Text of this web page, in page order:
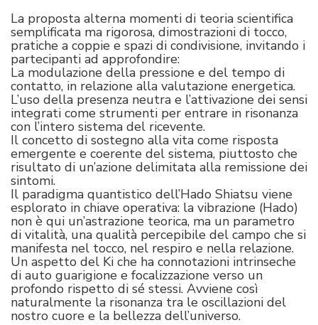
La proposta alterna momenti di teoria scientifica
semplificata ma rigorosa, dimostrazioni di tocco,
pratiche a coppie e spazi di condivisione, invitando i
partecipanti ad approfondire:
La modulazione della pressione e del tempo di
contatto, in relazione alla valutazione energetica.
L’uso della presenza neutra e l’attivazione dei sensi
integrati come strumenti per entrare in risonanza
con l’intero sistema del ricevente.
Il concetto di sostegno alla vita come risposta
emergente e coerente del sistema, piuttosto che
risultato di un’azione delimitata alla remissione dei
sintomi.
Il paradigma quantistico dell’Hado Shiatsu viene
esplorato in chiave operativa: la vibrazione (Hado)
non è qui un’astrazione teorica, ma un parametro
di vitalità, una qualità percepibile del campo che si
manifesta nel tocco, nel respiro e nella relazione.
Un aspetto del Ki che ha connotazioni intrinseche
di auto guarigione e focalizzazione verso un
profondo rispetto di sé stessi. Avviene così
naturalmente la risonanza tra le oscillazioni del
nostro cuore e la bellezza dell’universo.